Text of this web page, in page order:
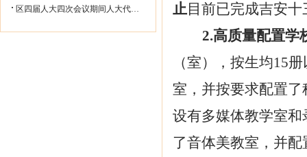
区四届人大四次会议期间人大代表审议...
止目前已完成吉安十
2.高质量配置学
（室），按生均15
室，并按要求配置
设有多媒体教学室
了音体美教室，并